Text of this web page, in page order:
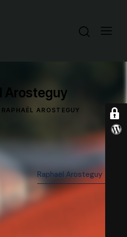
Arosteguy
RAPHAËL AROSTEGUY